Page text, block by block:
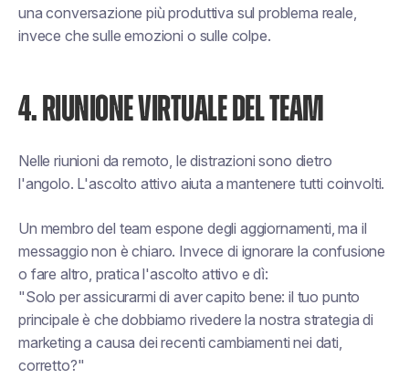
una conversazione più produttiva sul problema reale,
invece che sulle emozioni o sulle colpe.
4. RIUNIONE VIRTUALE DEL TEAM
Nelle riunioni da remoto, le distrazioni sono dietro
l'angolo. L'ascolto attivo aiuta a mantenere tutti coinvolti.
Un membro del team espone degli aggiornamenti, ma il
messaggio non è chiaro. Invece di ignorare la confusione
o fare altro, pratica l'ascolto attivo e dì:
"Solo per assicurarmi di aver capito bene: il tuo punto
principale è che dobbiamo rivedere la nostra strategia di
marketing a causa dei recenti cambiamenti nei dati,
corretto?"